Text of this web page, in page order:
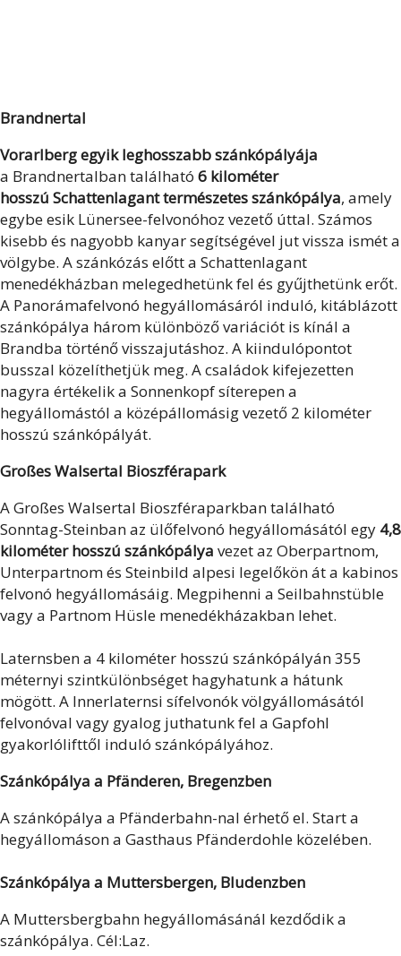
Brandnertal
Vorarlberg egyik leghosszabb szánkópályája
a Brandnertalban található 6 kilométer
hosszú Schattenlagant természetes szánkópálya, amely
egybe esik Lünersee-felvonóhoz vezető úttal. Számos
kisebb és nagyobb kanyar segítségével jut vissza ismét a
völgybe. A szánkózás előtt a Schattenlagant
menedékházban melegedhetünk fel és gyűjthetünk erőt.
A Panorámafelvonó hegyállomásáról induló, kitáblázott
szánkópálya három különböző variációt is kínál a
Brandba történő visszajutáshoz. A kiindulópontot
busszal közelíthetjük meg. A családok kifejezetten
nagyra értékelik a Sonnenkopf síterepen a
hegyállomástól a középállomásig vezető 2 kilométer
hosszú szánkópályát.
Großes Walsertal Bioszférapark
A Großes Walsertal Bioszféraparkban található
Sonntag-Steinban az ülőfelvonó hegyállomásától egy 4,8
kilométer hosszú szánkópálya vezet az Oberpartnom,
Unterpartnom és Steinbild alpesi legelőkön át a kabinos
felvonó hegyállomásáig. Megpihenni a Seilbahnstüble
vagy a Partnom Hüsle menedékházakban lehet.
Laternsben a 4 kilométer hosszú szánkópályán 355
méternyi szintkülönbséget hagyhatunk a hátunk
mögött. A Innerlaternsi sífelvonók völgyállomásától
felvonóval vagy gyalog juthatunk fel a Gapfohl
gyakorlólifttől induló szánkópályához.
Szánkópálya a Pfänderen, Bregenzben
A szánkópálya a Pfänderbahn-nal érhető el. Start a
hegyállomáson a Gasthaus Pfänderdohle közelében.
Szánkópálya a Muttersbergen, Bludenzben
A Muttersbergbahn hegyállomásánál kezdődik a
szánkópálya. Cél:Laz.